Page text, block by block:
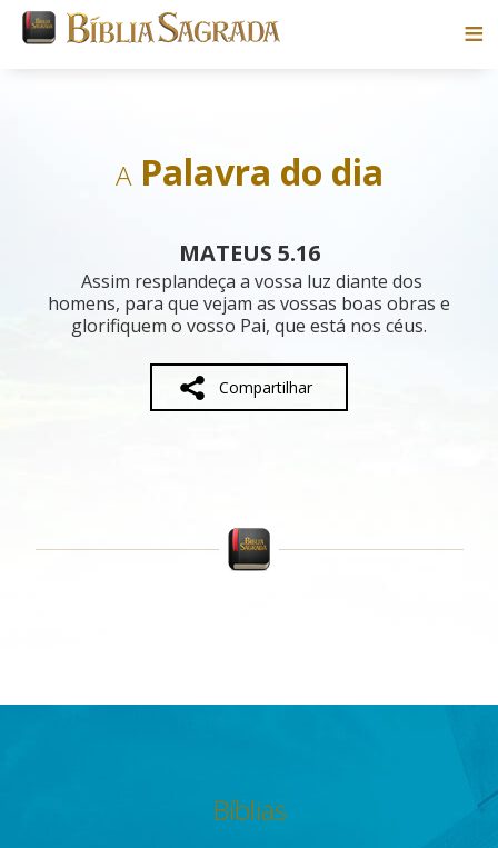
Blog
Parceiros
Sobre
APalavra do dia
MATEUS 5.16
Assim resplandeça a vossa luz diante dos
homens, para que vejam as vossas boas obras e
glorifiquem o vosso Pai, que está nos céus.
Compartilhar
Bíblias